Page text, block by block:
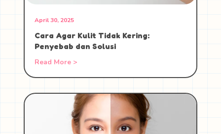
April 30, 2025
Cara Agar Kulit Tidak Kering:
Penyebab dan Solusi
Read More >